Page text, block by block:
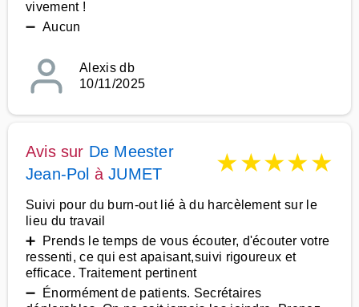
vivement !
➖ Aucun
Alexis db
10/11/2025
Avis sur De Meester
Jean-Pol àJUMET ★★★★★
Suivi pour du burn-out lié à du harcèlement sur le
lieu du travail
➕ Prends le temps de vous écouter, d'écouter votre
ressenti, ce qui est apaisant,suivi rigoureux et
efficace. Traitement pertinent
➖ Énormément de patients. Secrétaires